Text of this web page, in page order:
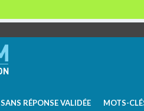
SANS RÉPONSE VALIDÉE MOTS-